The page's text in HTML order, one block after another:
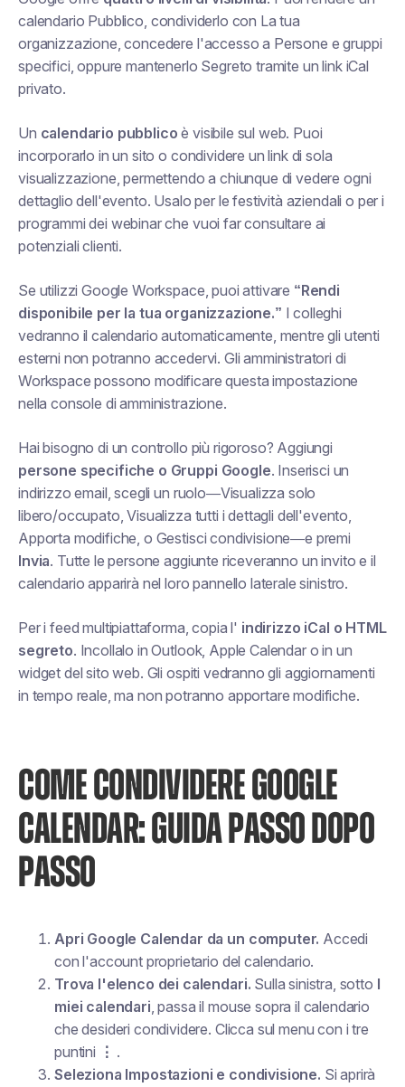
calendario Pubblico, condividerlo con La tua
organizzazione, concedere l'accesso a Persone e gruppi
specifici, oppure mantenerlo Segreto tramite un link iCal
privato.
Un calendario pubblico è visibile sul web. Puoi
incorporarlo in un sito o condividere un link di sola
visualizzazione, permettendo a chiunque di vedere ogni
dettaglio dell'evento. Usalo per le festività aziendali o per i
programmi dei webinar che vuoi far consultare ai
potenziali clienti.
Se utilizzi Google Workspace, puoi attivare “Rendi
disponibile per la tua organizzazione.” I colleghi
vedranno il calendario automaticamente, mentre gli utenti
esterni non potranno accedervi. Gli amministratori di
Workspace possono modificare questa impostazione
nella console di amministrazione.
Hai bisogno di un controllo più rigoroso? Aggiungi
persone specifiche o Gruppi Google. Inserisci un
indirizzo email, scegli un ruolo—Visualizza solo
libero/occupato,Visualizza tutti i dettagli dell'evento,
Apporta modifiche, o Gestisci condivisione—e premi
Invia. Tutte le persone aggiunte riceveranno un invito e il
calendario apparirà nel loro pannello laterale sinistro.
Per i feed multipiattaforma, copia l' indirizzo iCal o HTML
segreto. Incollalo in Outlook, Apple Calendar o in un
widget del sito web. Gli ospiti vedranno gli aggiornamenti
in tempo reale, ma non potranno apportare modifiche.
COME CONDIVIDERE GOOGLE
CALENDAR: GUIDA PASSO DOPO
PASSO
Apri Google Calendar da un computer. Accedi
con l'account proprietario del calendario.
Trova l'elenco dei calendari. Sulla sinistra, sotto I
miei calendari, passa il mouse sopra il calendario
che desideri condividere. Clicca sul menu con i tre
puntini ⋮ .
Seleziona Impostazioni e condivisione. Si aprirà